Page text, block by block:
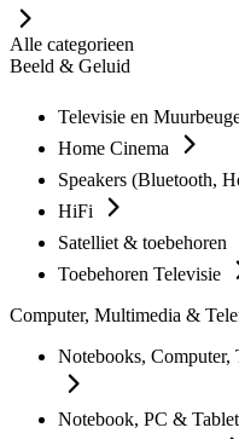
Alle categorieen
Beeld & Geluid
Televisie en
Home Cinema
Speakers (Bluetooth,
HiFi
Satelliet & toebehoren
Toebehoren Televisie
Computer, Multimedia &
Notebooks, Computer,
Notebook, PC &